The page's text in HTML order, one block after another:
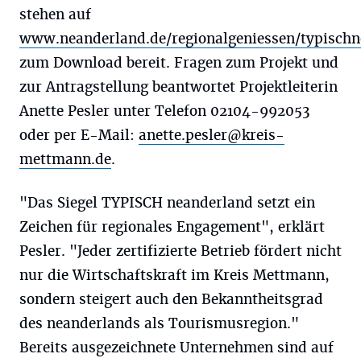
stehen auf
www.neanderland.de/regionalgeniessen/
zum Download bereit. Fragen zum Projekt und
zur Antragstellung beantwortet Projektleiterin
Anette Pesler unter Telefon 02104-992053
oder per E-Mail: anette.pesler@kreis-
mettmann.de.
"Das Siegel TYPISCH neanderland setzt ein
Zeichen für regionales Engagement", erklärt
Pesler. "Jeder zertifizierte Betrieb fördert nicht
nur die Wirtschaftskraft im Kreis Mettmann,
sondern steigert auch den Bekanntheitsgrad
des neanderlands als Tourismusregion."
Bereits ausgezeichnete Unternehmen sind auf